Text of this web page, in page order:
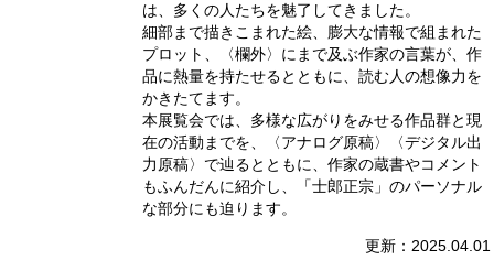
は、多くの人たちを魅了してきました。
細部まで描きこまれた絵、膨大な情報で組まれた
プロット、〈欄外〉にまで及ぶ作家の言葉が、作
品に熱量を持たせるとともに、読む人の想像力を
かきたてます。
本展覧会では、多様な広がりをみせる作品群と現
在の活動までを、〈アナログ原稿〉〈デジタル出
力原稿〉で辿るとともに、作家の蔵書やコメント
もふんだんに紹介し、「士郎正宗」のパーソナル
な部分にも迫ります。
更新：2025.04.01